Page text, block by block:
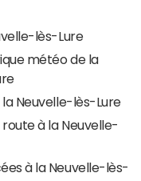
Neuvelle-lès-Lure
météo de la
la Neuvelle-lès-Lure
à la Neuvelle-
à la Neuvelle-lès-